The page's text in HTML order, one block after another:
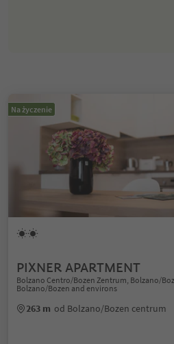
Na życzenie
PIXNER APARTMENT
Bolzano Centro/Bozen Zentrum, Bolzano/
Bolzano/Bozen and environs
263 m od Bolzano/Bozen centrum